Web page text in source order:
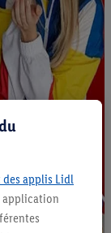
des applis Lidl
application